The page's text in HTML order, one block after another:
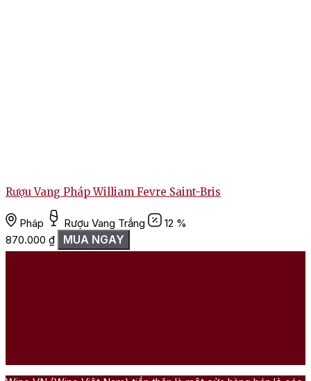
Rượu Vang Pháp William Fevre Saint-Bris
Pháp Rượu Vang Trắng
12 %
870.000 ₫ MUA NGAY